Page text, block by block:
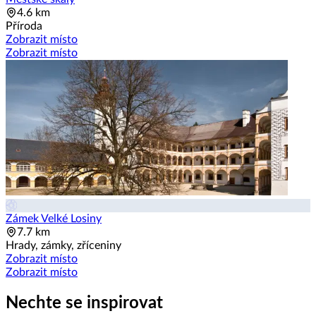
4.6 km
Příroda
Zobrazit místo
Zobrazit místo
Zámek Velké Losiny
7.7 km
Hrady, zámky, zříceniny
Zobrazit místo
Zobrazit místo
Nechte se inspirovat